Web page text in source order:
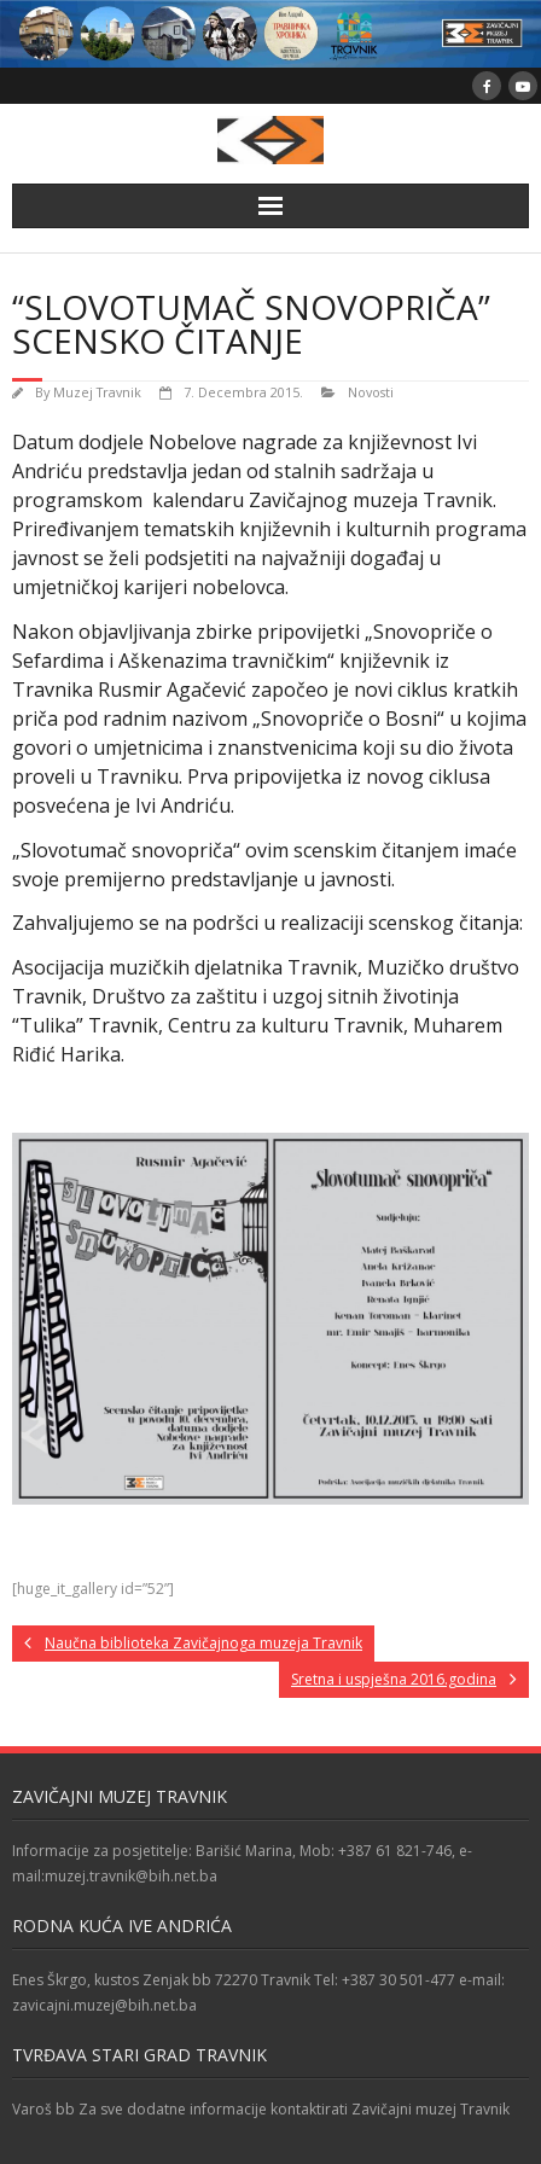
Skip
content
“SLOVOTUMAČ SNOVOPRIČA”
SCENSKO ČITANJE
By Muzej Travnik 7. Decembra 2015. Novosti
Datum dodjele Nobelove nagrade za književnost Ivi
Andriću predstavlja jedan od stalnih sadržaja u
programskom kalendaru Zavičajnog muzeja Travnik.
Priređivanjem tematskih književnih i kulturnih programa
javnost se želi podsjetiti na najvažniji događaj u
umjetničkoj karijeri nobelovca.
Nakon objavljivanja zbirke pripovijetki „Snovopriče o
Sefardima i Aškenazima travničkim“ književnik iz
Travnika Rusmir Agačević započeo je novi ciklus kratkih
priča pod radnim nazivom „Snovopriče o Bosni“ u kojima
govori o umjetnicima i znanstvenicima koji su dio života
proveli u Travniku. Prva pripovijetka iz novog ciklusa
posvećena je Ivi Andriću.
„Slovotumač snovopriča“ ovim scenskim čitanjem imaće
svoje premijerno predstavljanje u javnosti.
Zahvaljujemo se na podršci u realizaciji scenskog čitanja:
Asocijacija muzičkih djelatnika Travnik, Muzičko društvo
Travnik, Društvo za zaštitu i uzgoj sitnih životinja
“Tulika” Travnik, Centru za kulturu Travnik, Muharem
Riđić Harika.
[huge_it_gallery id=”52”]
Naučna biblioteka Zavičajnoga muzeja Travnik
Sretna i uspješna 2016.godina
ZAVIČAJNI MUZEJ TRAVNIK
Informacije za posjetitelje: Barišić Marina, Mob: +387 61 821-746, e-
mail:muzej.travnik@bih.net.ba
RODNA KUĆA IVE ANDRIĆA
Enes Škrgo, kustos Zenjak bb 72270 Travnik Tel: +387 30 501-477 e-mail:
zavicajni.muzej@bih.net.ba
TVRĐAVA STARI GRAD TRAVNIK
Varoš bb Za sve dodatne informacije kontaktirati Zavičajni muzej Travnik